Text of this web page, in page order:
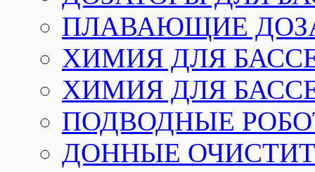
ПЛАВАЮЩИЕ
ХИМИЯ ДЛЯ
ХИМИЯ ДЛЯ
ПОДВОДНЫЕ
ДОННЫЕ